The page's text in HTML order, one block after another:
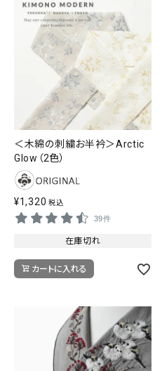
＜木綿の刺繍お半衿＞Arctic
Glow（2色）
¥1,320 税込
39件
在庫切れ
カートに入れる